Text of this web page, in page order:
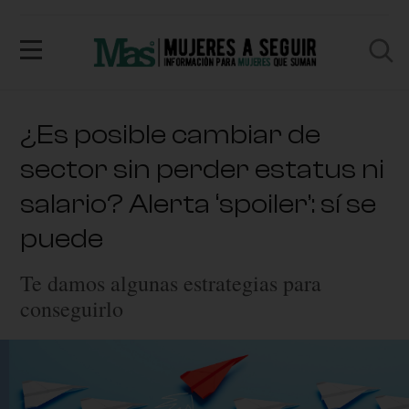
¿Es posible cambiar de
sector sin perder estatus ni
salario? Alerta ‘spoiler’: sí se
puede
Te damos algunas estrategias para
conseguirlo